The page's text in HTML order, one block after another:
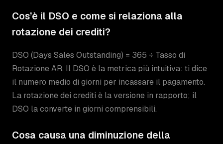
Cos’è il DSO e come si relaziona alla
rotazione dei crediti?
DSO (Days Sales Outstanding) = 365 ÷ Tasso di
Rotazione AR. Il DSO è la metrica più intuitiva: ti dice
il numero medio di giorni per incassare il pagamento.
La rotazione dei crediti è la versione in rapporto; il
DSO la converte in giorni comprensibili.
Cosa causa una diminuzione della